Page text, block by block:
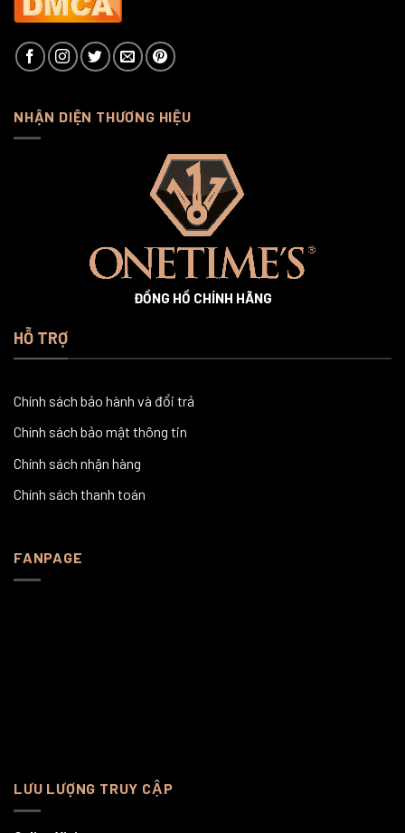
NHẬN DIỆN THƯƠNG HIỆU
ĐỒNG HỒ CHÍNH HÃNG
HỖ TRỢ
Chính sách bảo hành và đổi trả
Chính sách bảo mật thông tin
Chính sách nhận hàng
Chính sách thanh toán
FANPAGE
LƯU LƯỢNG TRUY CẬP